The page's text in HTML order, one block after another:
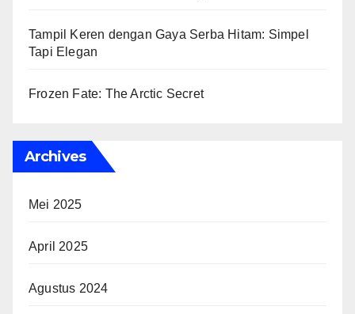
Tampil Keren dengan Gaya Serba Hitam: Simpel
Tapi Elegan
Frozen Fate: The Arctic Secret
Archives
Mei 2025
April 2025
Agustus 2024